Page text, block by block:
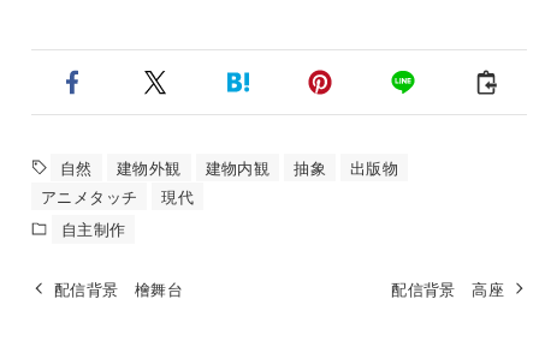
自然 建物外観 建物内観 抽象
出版物
アニメタッチ
現代
自主制作
配信背景 檜舞台 配信背景 高座